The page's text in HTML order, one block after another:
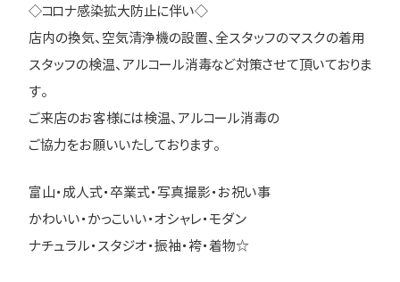
◇コロナ感染拡大防止に伴い◇
店内の換気、空気清浄機の設置、全スタッフのマスクの着用
スタッフの検温、アルコール消毒など対策させて頂いておりま
す。
ご来店のお客様には検温、アルコール消毒の
ご協力をお願いいたしております。
富山・成人式・卒業式・写真撮影・お祝い事
かわいい・かっこいい・オシャレ・モダン
ナチュラル・スタジオ・振袖・袴・着物☆